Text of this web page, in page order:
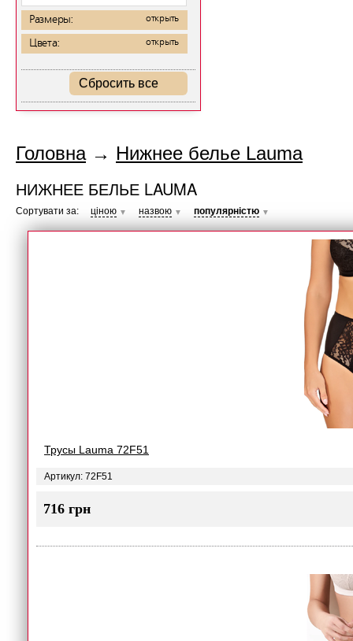
Размеры: открыть
Цвета: открыть
Сбросить все
Головна→ Нижнее белье Lauma
НИЖНЕЕ БЕЛЬЕ LAUMA
Сортувати за: ціною ▼ назвою ▼ популярністю ▼
Трусы Lauma 72F51
Артикул: 72F51
716 грн